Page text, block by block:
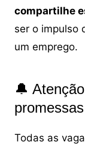
compartilhe
ser o impulso
um emprego.
🔔
Todas as